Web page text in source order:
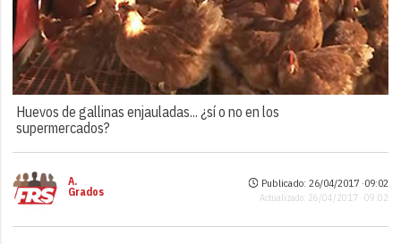
Huevos de gallinas enjauladas... ¿sí o no en los
supermercados?
A.
Grados
Publicado: 26/04/2017 ·09:02
Actualizado: 26/04/2017 · 09:02